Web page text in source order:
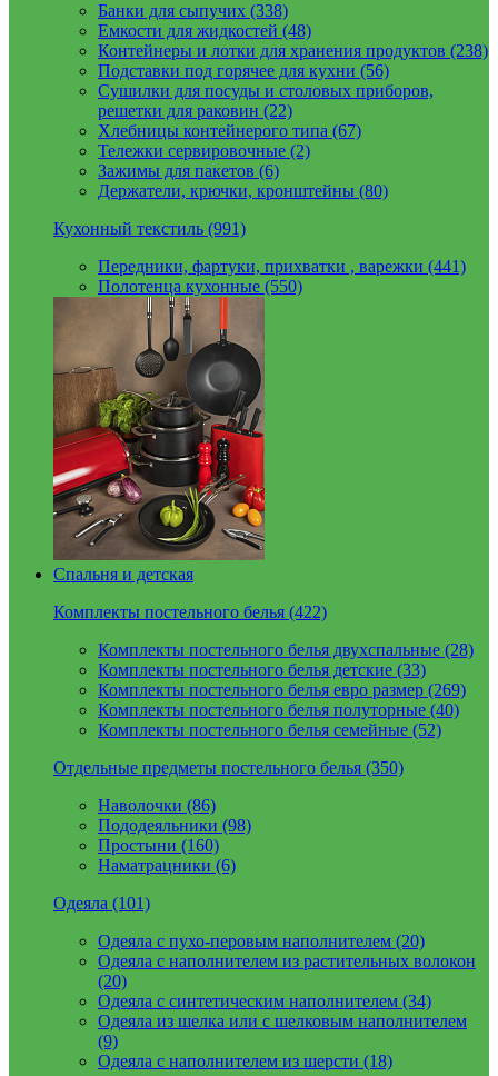
Банки для сыпучих (338)
Емкости для жидкостей (48)
Контейнеры и лотки для хранения продуктов (238)
Подставки под горячее для кухни (56)
Сушилки для посуды и столовых приборов,
решетки для раковин (22)
Хлебницы контейнерого типа (67)
Тележки сервировочные (2)
Зажимы для пакетов (6)
Держатели, крючки, кронштейны (80)
Кухонный текстиль (991)
Передники, фартуки, прихватки , варежки (441)
Полотенца кухонные (550)
Спальня и детская
Комплекты постельного белья (422)
Комплекты постельного белья двухспальные (28)
Комплекты постельного белья детские (33)
Комплекты постельного белья евро размер (269)
Комплекты постельного белья полуторные (40)
Комплекты постельного белья семейные (52)
Отдельные предметы постельного белья (350)
Наволочки (86)
Пододеяльники (98)
Простыни (160)
Наматрацники (6)
Одеяла (101)
Одеяла с пухо-перовым наполнителем (20)
Одеяла с наполнителем из растительных волокон
(20)
Одеяла с синтетическим наполнителем (34)
Одеяла из шелка или с шелковым наполнителем
(9)
Одеяла с наполнителем из шерсти (18)